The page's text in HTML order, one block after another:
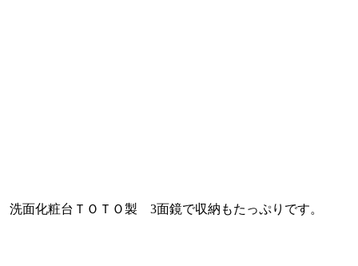
洗面化粧台ＴＯＴＯ製 3面鏡で収納もたっぷりです。